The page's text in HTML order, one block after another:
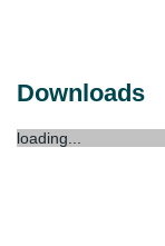
Downloads
loading...